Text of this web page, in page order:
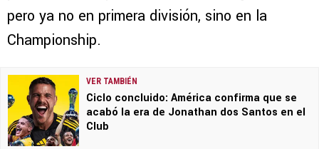
pero ya no en primera división, sino en la
Championship.
VER TAMBIÉN
Ciclo concluido: América confirma que se
acabó la era de Jonathan dos Santos en el
Club